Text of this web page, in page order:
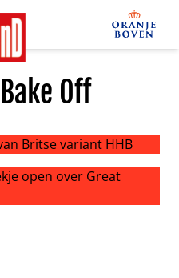
Off
Britse variant HHB